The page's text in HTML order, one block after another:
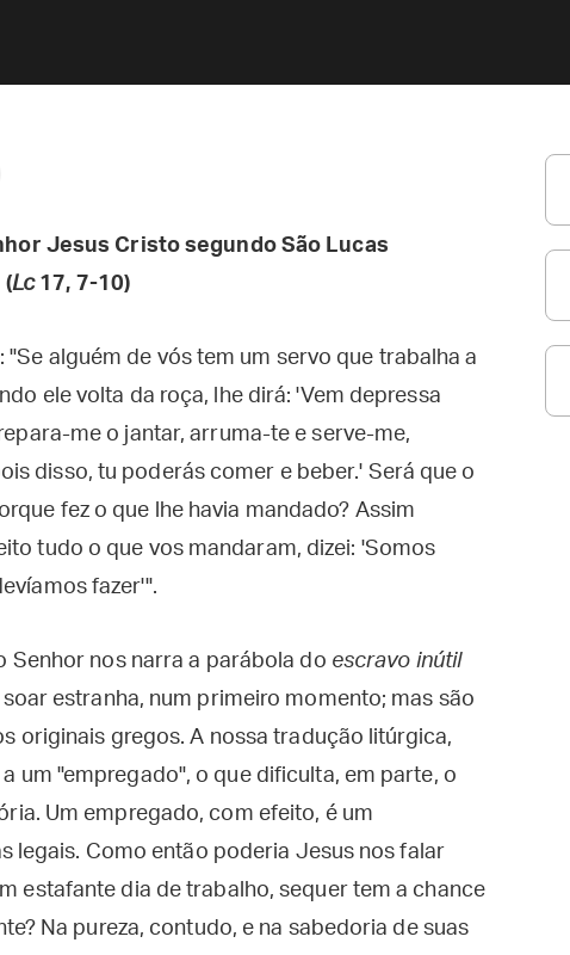
Jesus Cristo segundo São Lucas
(Lc17, 7-10)
"Se alguém de vós tem um servo que trabalha a
ele volta da roça, lhe dirá: 'Vem depressa
me o jantar, arruma-te e serve-me,
disso, tu poderás comer e beber.' Será que o
fez o que lhe havia mandado? Assim
tudo o que vos mandaram, dizei: 'Somos
fazer'".
Senhor nos narra a parábola do escravo inútil
soar estranha, num primeiro momento; mas são
originais gregos. A nossa tradução litúrgica,
um "empregado", o que dificulta, em parte, o
Um empregado, com efeito, é um
legais. Como então poderia Jesus nos falar
estafante dia de trabalho, sequer tem a chance
Na pureza, contudo, e na sabedoria de suas